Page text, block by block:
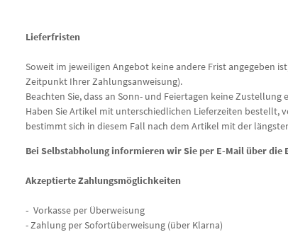
Lieferfristen
Soweit im jeweiligen Angebot keine andere Frist angegeben
Zeitpunkt Ihrer Zahlungsanweisung).
Beachten Sie, dass an Sonn- und Feiertagen keine Zustellung
Haben Sie Artikel mit unterschiedlichen Lieferzeiten bestellt,
bestimmt sich in diesem Fall nach dem Artikel mit der
Bei Selbstabholung informieren wir Sie per E-Mail über
Akzeptierte Zahlungsmöglichkeiten
- Vorkasse per Überweisung
- Zahlung per Sofortüberweisung (über Klarna)